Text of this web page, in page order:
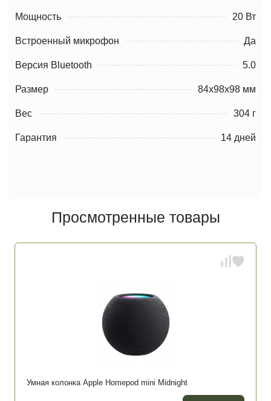
Мощность 20 Вт
Встроенный микрофон Да
Версия Bluetooth 5.0
Размер 84х98х98 мм
Вес 304 г
Гарантия 14 дней
Просмотренные товары
Умная колонка Apple Homepod mini Midnight